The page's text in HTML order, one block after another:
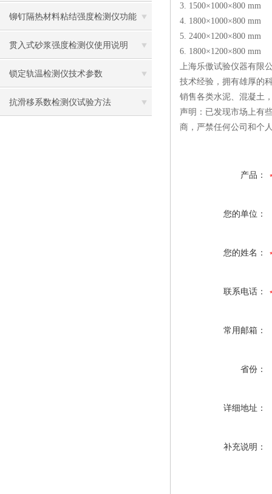
保养
铆钉隔热材料粘结强度检测仪功能
贯入式砂浆强度检测仪使用说明
锁定轨温检测仪技术参数
抗滑移系数检测仪试验方法
3. 1500×1000×800 mm
4. 1800×1000×800 mm
5. 2400×1200×800 mm
6. 1800×1200×800 mm
上海乐傲试验仪器有限
技术经验，拥有雄厚的
销售各类水泥、混凝土
声明：已发现市场上有
商，严禁任何公司和个
产品：
您的单位：
您的姓名：
联系电话：
常用邮箱：
省份：
详细地址：
补充说明：